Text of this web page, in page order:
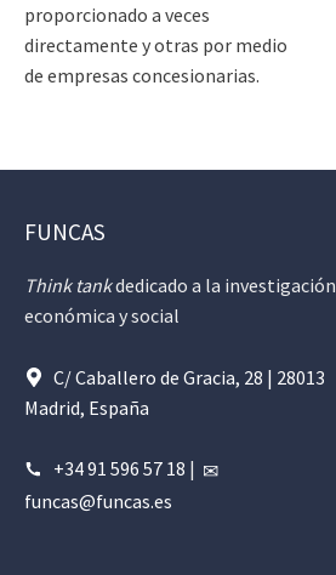
proporcionado a veces
directamente y otras por medio
de empresas concesionarias.
FUNCAS
Think tankdedicado a la investigación
económica y social
C/ Caballero de Gracia, 28 | 28013
Madrid, España
+34 91 596 57 18 |
funcas@funcas.es